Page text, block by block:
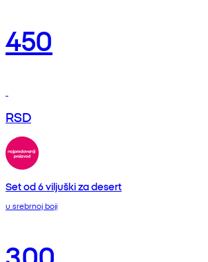
450
RSD
Set od 6 viljuški za desert
u srebrnoj boji
300